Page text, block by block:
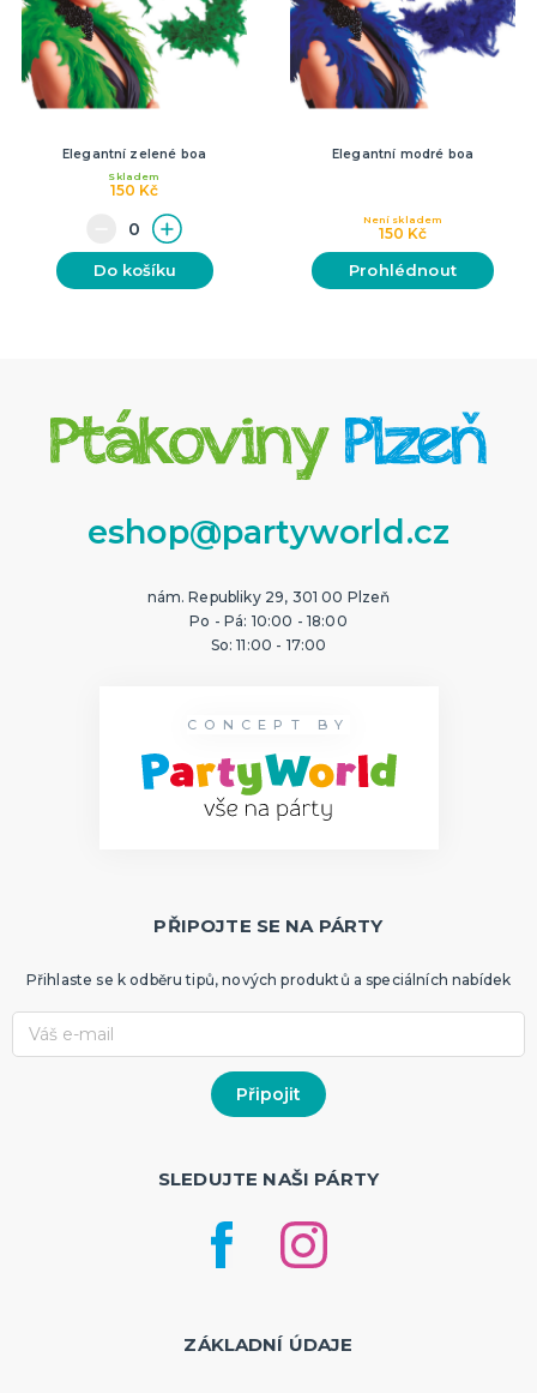
Elegantní zelené boa
150 Kč
Skladem
Do košíku
Elegantní modré boa
150 Kč
Není skladem
Prohlédnout
eshop@partyworld.cz
nám. Republiky 29, 301 00 Plzeň
Po - Pá: 10:00 - 18:00
So: 11:00 - 17:00
CONCEPT BY
PŘIPOJTE SE NA PÁRTY
Přihlaste se k odběru tipů, nových produktů a speciálních nabídek
SLEDUJTE NAŠI PÁRTY
ZÁKLADNÍ ÚDAJE